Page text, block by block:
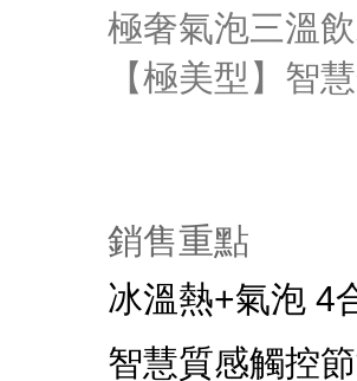
極奢氣泡三溫
【極美型】智
銷售重點
冰溫熱+氣泡 4
智慧質感觸控